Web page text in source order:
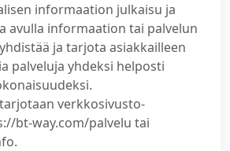
informaation julkaisu ja
avulla informaation tai palvelun
ja tarjota asiakkailleen
palveluja yhdeksi helposti
verkkosivusto-
bt-way.com/palvelu tai